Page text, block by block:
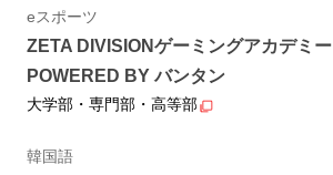
eスポーツ
ZETA DIVISIONゲーミングアカデミー
POWERED BY バンタン
大学部・専門部・高等部
韓国語